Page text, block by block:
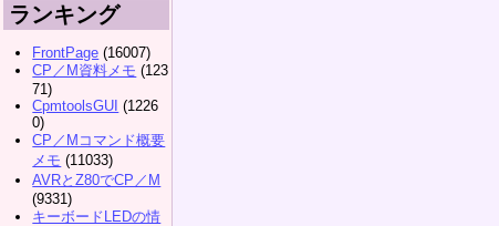
ランキング
FrontPage (16007)
CP／M資料メモ (123
71)
CpmtoolsGUI (1226
0)
CP／Mコマンド概要
メモ (11033)
AVRとZ80でCP／M
(9331)
キーボードLEDの情